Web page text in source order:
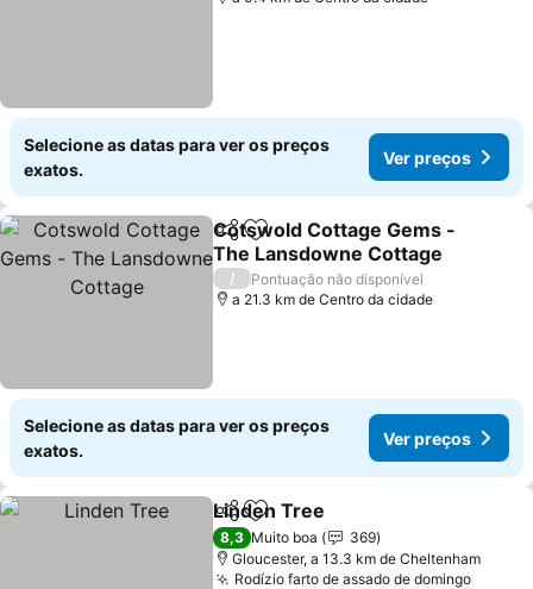
Selecione as datas para ver os preços
exatos.
Ver preços
PartilharAdicionar aos favoritos
Cotswold Cottage Gems -
The Lansdowne Cottage
/
Pontuação não disponível
a 21.3 km de Centro da cidade
Selecione as datas para ver os preços
exatos.
Ver preços
PartilharAdicionar aos favoritos
Linden Tree
8,3 Muito boa
369
Gloucester, a 13.3 km de Cheltenham
Rodízio farto de assado de domingo